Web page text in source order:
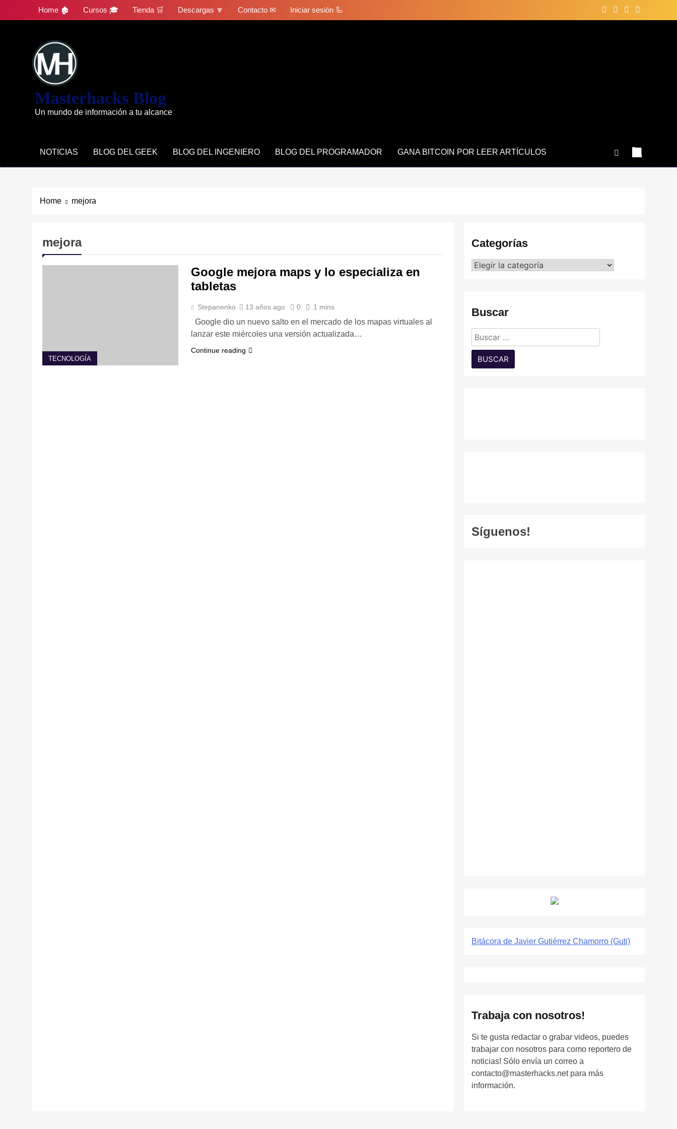
Home 🏚 Cursos 🎓 Tienda 🛒 Descargas 🔽 Contacto ✉ Iniciar sesión 🦾
Masterhacks Blog
Un mundo de información a tu alcance
NOTICIAS BLOG DEL GEEK BLOG DEL INGENIERO BLOG DEL PROGRAMADOR GANA BITCOIN POR LEER ARTÍCULOS
Home mejora
mejora
TECNOLOGÍA
Google mejora maps y lo especializa en
tabletas
Stepanenko 13 años ago 0 1 mins
Google dio un nuevo salto en el mercado de los mapas virtuales al
lanzar este miércoles una versión actualizada…
Continue reading
Categorías
Categorías
Buscar
Buscar:
Síguenos!
Bitácora de Javier Gutiérrez Chamorro (Guti)
Trabaja con nosotros!
Si te gusta redactar o grabar videos, puedes
trabajar con nosotros para como reportero de
noticias! Sólo envía un correo a
contacto@masterhacks.net para más
información.